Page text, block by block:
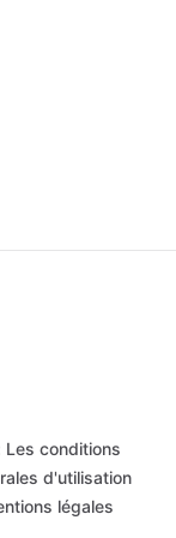
Les conditions
d'utilisation
légales